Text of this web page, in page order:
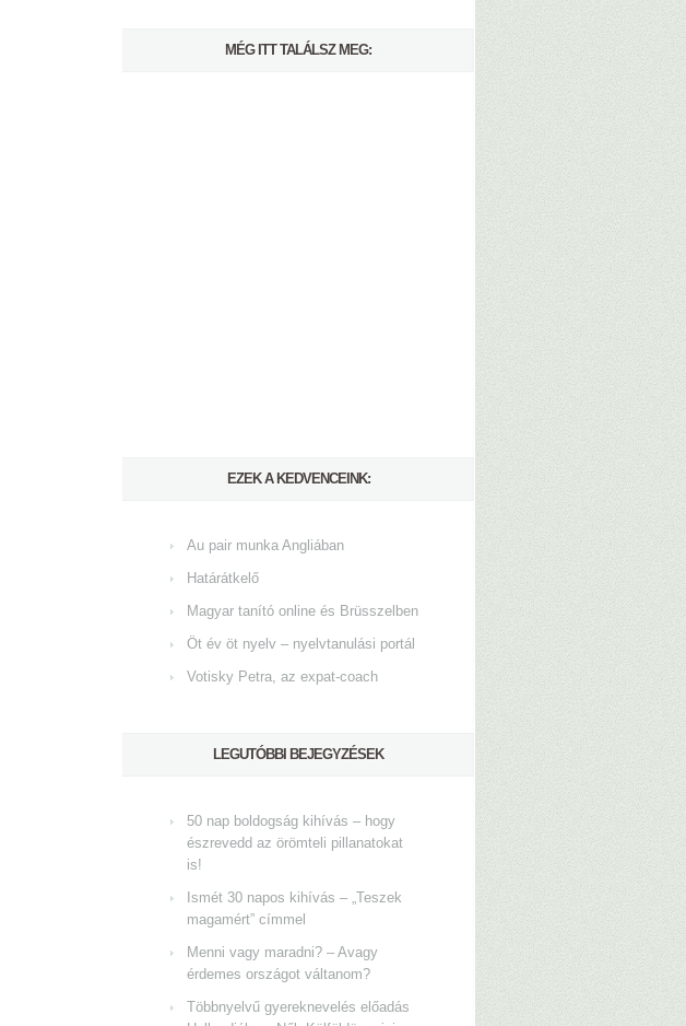
MÉG ITT TALÁLSZ MEG:
EZEK A KEDVENCEINK:
Au pair munka Angliában
Határátkelő
Magyar tanító online és Brüsszelben
Öt év öt nyelv – nyelvtanulási portál
Votisky Petra, az expat-coach
LEGUTÓBBI BEJEGYZÉSEK
50 nap boldogság kihívás – hogy
észrevedd az örömteli pillanatokat
is!
Ismét 30 napos kihívás – „Teszek
magamért” címmel
Menni vagy maradni? – Avagy
érdemes országot váltanom?
Többnyelvű gyereknevelés előadás